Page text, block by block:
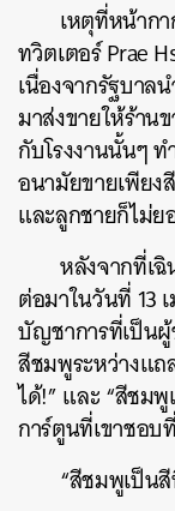
เหตุที่หน้าก
ทวิตเตอร์ Prae
เนื่องจากรัฐบาล
มาส่งขายให้ร้าน
กับโรงงานนั้นๆ
อนามัยขายเพียง
และลูกชายก็ไม่
หลังจากที่เ
ต่อมาในวันที่ 13
บัญชาการที่เป็น
สีชมพูระหว่างแถ
ได้!” และ “สีชม
การ์ตูนที่เขาชอ
“สีชมพูเป็น